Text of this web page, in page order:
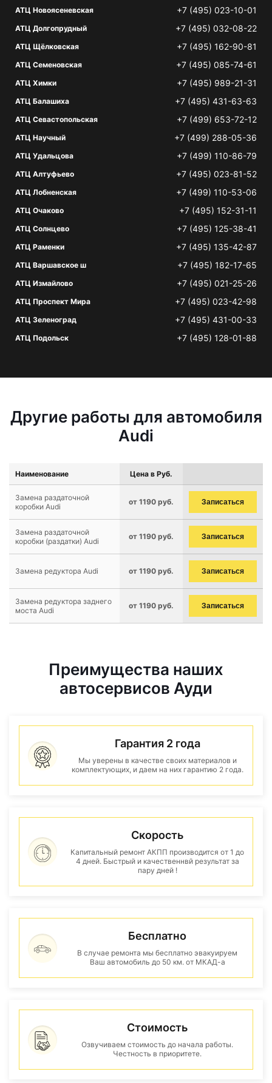
АТЦ Новоясеневская +7 (495) 023-10-01
АТЦ Долгопрудный +7 (495) 032-08-22
АТЦ Щёлковская +7 (495) 162-90-81
АТЦ Семеновская +7 (495) 085-74-61
АТЦ Химки +7 (495) 989-21-31
АТЦ Балашиха +7 (495) 431-63-63
АТЦ Севастопольская +7 (499) 653-72-12
АТЦ Научный +7 (499) 288-05-36
АТЦ Удальцова +7 (499) 110-86-79
АТЦ Алтуфьево +7 (495) 023-81-52
АТЦ Лобненская +7 (499) 110-53-06
АТЦ Очаково +7 (495) 152-31-11
АТЦ Солнцево +7 (495) 125-38-41
АТЦ Раменки +7 (495) 135-42-87
АТЦ Варшавское ш +7 (495) 182-17-65
АТЦ Измайлово +7 (495) 021-25-26
АТЦ Проспект Мира +7 (495) 023-42-98
АТЦ Зеленоград +7 (495) 431-00-33
АТЦ Подольск +7 (495) 128-01-88
Другие работы для автомобиля
Audi
Наименование Цена в Руб.
Замена раздаточной
коробки Audi
от 1190 руб. Записаться
Замена раздаточной
коробки (раздатки) Audi
от 1190 руб. Записаться
Замена редуктора Audi от 1190 руб. Записаться
Замена редуктора заднего
моста Audi
от 1190 руб. Записаться
Преимущества наших
автосервисов Ауди
Гарантия 2 года
Мы уверены в качестве своих материалов и
комплектующих, и даем на них гарантию 2 года.
Скорость
Капитальный ремонт АКПП производится от 1 до
4 дней. Быстрый и качественнвй результат за
пару дней !
Бесплатно
В случае ремонта мы бесплатно эвакуируем
Ваш автомобиль до 50 км. от МКАД-а
Стоимость
Озвучиваем стоимость до начала работы.
Честность в приоритете.